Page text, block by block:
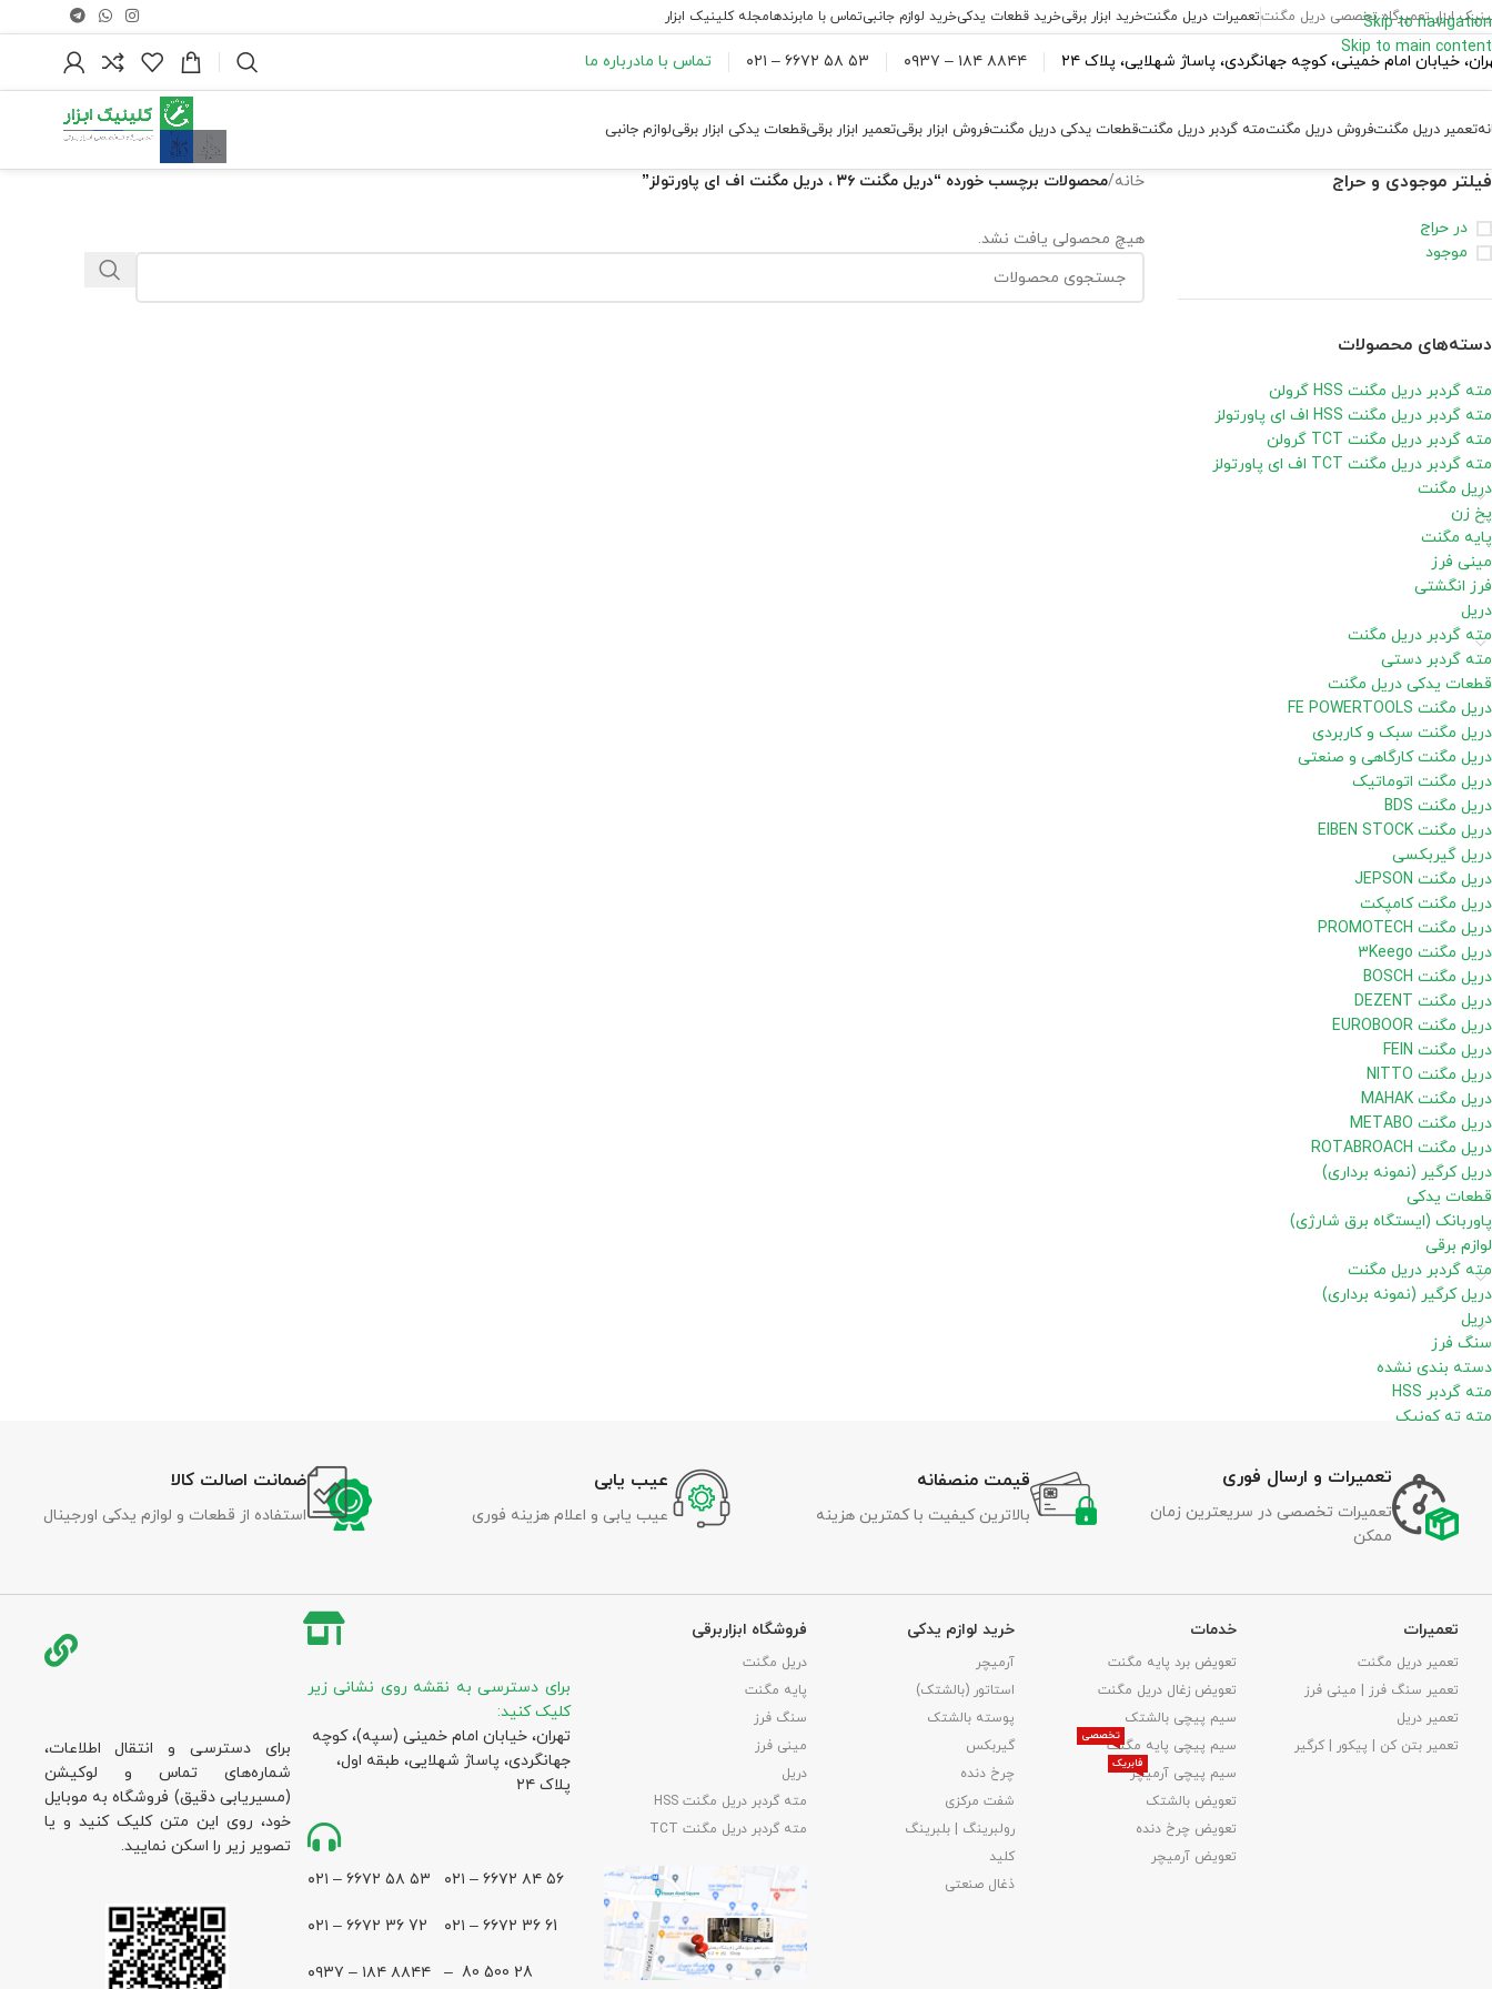
Skip to navigation
Skip to main content
ابزار تعمیرگاه تخصصی دریل مگنتتعمیرات دریل مگنتخرید ابزار برقیخرید قطعات یدکیخرید لوازم جانبیتماس با مابرندهامجله کلینیک ابزار
خیابان امام خمینی، کوچه جهانگردی، پاساژ شهلایی، پلاک ۲۴ ۸۸۴۴ ۱۸۴ – ۰۹۳۷ ۵۳ ۵۸ ۶۶۷۲ – ۰۲۱ تماس با مادرباره ما
تعمیر دریل مگنتفروش دریل مگنتمته گردبر دریل مگنتقطعات یدکی دریل مگنتفروش ابزار برقیتعمیر ابزار برقیقطعات یدکی ابزار برقیلوازم جانبی
فیلتر موجودی و حراج
در حراج
موجود
دسته‌های محصولات
مته گردبر دریل مگنت HSS گرولن
مته گردبر دریل مگنت HSS اف ای پاورتولز
مته گردبر دریل مگنت TCT گرولن
مته گردبر دریل مگنت TCT اف ای پاورتولز
دریل مگنت
پخ زن
پایه مگنت
مینی فرز
فرز انگشتی
دریل
مته گردبر دریل مگنت
مته گردبر دستی
قطعات یدکی دریل مگنت
دریل مگنت FE POWERTOOLS
دریل مگنت سبک و کاربردی
دریل مگنت کارگاهی و صنعتی
دریل مگنت اتوماتیک
دریل مگنت BDS
دریل مگنت EIBEN STOCK
دریل گیربکسی
دریل مگنت JEPSON
دریل مگنت کامپکت
دریل مگنت PROMOTECH
دریل مگنت 3Keego
دریل مگنت BOSCH
دریل مگنت DEZENT
دریل مگنت EUROBOOR
دریل مگنت FEIN
دریل مگنت NITTO
دریل مگنت MAHAK
دریل مگنت METABO
دریل مگنت ROTABROACH
دریل کرگیر (نمونه برداری)
قطعات یدکی
پاوربانک (ایستگاه برق شارژی)
لوازم برقی
مته گردبر دریل مگنت
دریل کرگیر (نمونه برداری)
دریل
سنگ فرز
دسته بندی نشده
مته گردبر HSS
مته ته کونیک
خانه/محصولات برچسب خورده “دریل مگنت ۳۶ ، دریل مگنت اف ای پاورتولز”
هیچ محصولی یافت نشد.
تعمیرات و ارسال فوری
تعمیرات تخصصی در سریعترین زمان
ممکن
قیمت منصفانه
بالاترین کیفیت با کمترین هزینه
عیب یابی
عیب یابی و اعلام هزینه فوری
ضمانت اصالت کالا
استفاده از قطعات و لوازم یدکی اورجینال
تعمیرات
تعمیر دریل مگنت
تعمیر سنگ فرز | مینی فرز
تعمیر دریل
تعمیر بتن کن | پیکور | کرگیر
خدمات
تعویض برد پایه مگنت
تعویض زغال دریل مگنت
سیم پیچی بالشتک
سیم پیچی پایه مگنت
تخصصی
سیم پیچی آرمیچر
فابریک
تعویض بالشتک​
تعویض چرخ دنده
تعویض آرمیچر
خرید لوازم یدکی
آرمیچر
استاتور (بالشتک)
پوسته بالشتک
گیربکس
چرخ دنده
شفت مرکزی
رولبرینگ | بلبرینگ
کلید
ذغال صنعتی
فروشگاه ابزاربرقی
دریل مگنت
پایه مگنت
سنگ فرز
مینی فرز
دریل
مته گردبر دریل مگنت HSS
مته گردبر دریل مگنت TCT
برای دسترسی به نقشه روی نشانی زیر
کلیک کنید:
تهران، خیابان امام خمینی (سپه)، کوچه
جهانگردی،‌ پاساژ شهلایی، طبقه اول،
پلاک ۲۴
۵۶ ۸۴ ۶۶۷۲ – ۰۲۱
61 36 ۶۶۷۲ – ۰۲۱
28 500 80 –
۵۳ ۵۸ ۶۶۷۲ – ۰۲۱
72 36 ۶۶۷۲ – ۰۲۱
۸۸۴۴ ۱۸۴ – ۰۹۳۷
برای دسترسی و انتقال اطلاعات،
شماره‌های تماس و لوکیشن
(مسیریابی دقیق) فروشگاه به موبایل
خود، روی این متن کلیک کنید و یا
تصویر زیر را اسکن نمایید.